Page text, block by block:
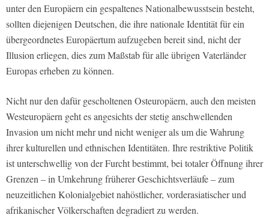
unter den Europäern ein gespaltenes Nationalbewusstsein besteht,
sollten diejenigen Deutschen, die ihre nationale Identität für ein
übergeordnetes Europäertum aufzugeben bereit sind, nicht der
Illusion erliegen, dies zum Maßstab für alle übrigen Vaterländer
Europas erheben zu können.
Nicht nur den dafür gescholtenen Osteuropäern, auch den meisten
Westeuropäern geht es angesichts der stetig anschwellenden
Invasion um nicht mehr und nicht weniger als um die Wahrung
ihrer kulturellen und ethnischen Identitäten. Ihre restriktive Politik
ist unterschwellig von der Furcht bestimmt, bei totaler Öffnung ihrer
Grenzen – in Umkehrung früherer Geschichtsverläufe – zum
neuzeitlichen Kolonialgebiet nahöstlicher, vorderasiatischer und
afrikanischer Völkerschaften degradiert zu werden.